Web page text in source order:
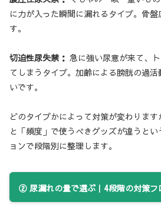
に力が入った瞬間に漏れるタイプ。骨
す。
切迫性尿失禁： 急に強い尿意が来て、
てしまうタイプ。加齢による膀胱の過
いです。
どのタイプかによって対策が変わります
と「頻度」で使うべきグッズが違うと
ョンで段階別に整理します。
② 尿漏れの量で選ぶ｜4段階の対策フ